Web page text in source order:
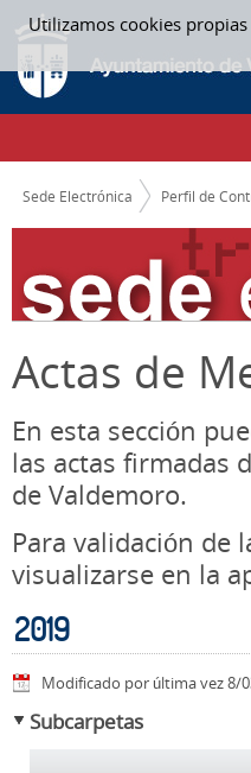
Utilizamos cookies
Saltar al contenido
2019 - ACTAS MESAS
CAMINO DE MIGAS
Sede Electrónica Perfil de
Actas de
En esta sección
las actas firmadas
de Valdemoro.
Para validación de
visualizarse en la
2019
Modificado por última vez 8/
Subcarpetas